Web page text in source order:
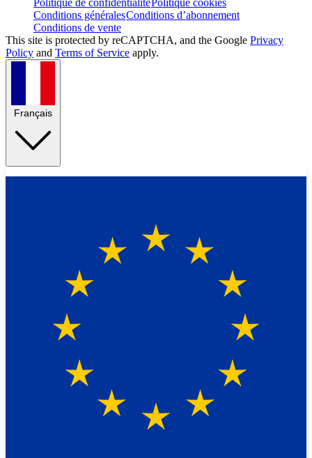
Politique de confidentialitéPolitique cookies
Conditions généralesConditions d’abonnement
Conditions de vente
This site is protected by reCAPTCHA, and the Google Privacy
Policy and Terms of Service apply.
Français